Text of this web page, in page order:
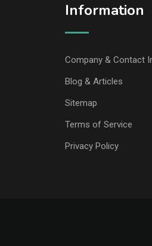
Information
Company & Contact
Blog & Articles
Sitemap
Terms of Service
Privacy Policy